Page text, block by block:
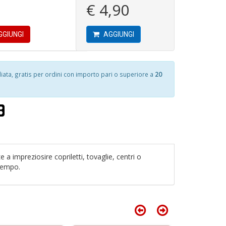
€ 4,90
AGGIUNGI
gratis per ordini con importo pari o superiore a 20
a impreziosire copriletti, tovaglie, centri o